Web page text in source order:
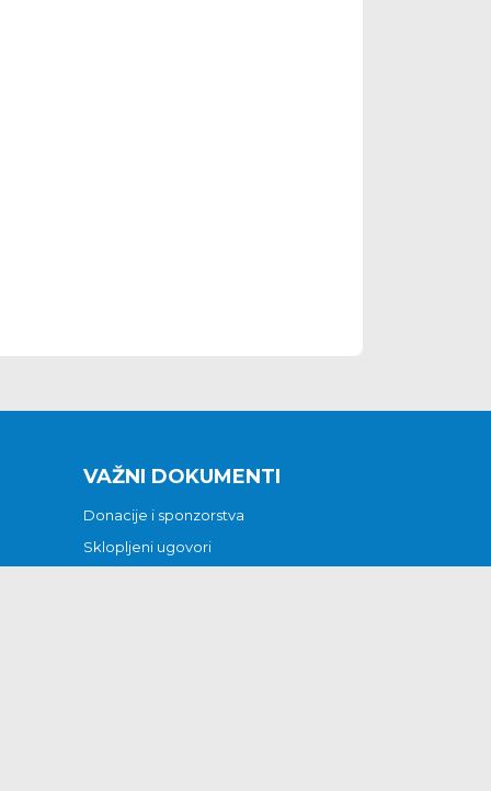
VAŽNI DOKUMENTI
Donacije i sponzorstva
Sklopljeni ugovori